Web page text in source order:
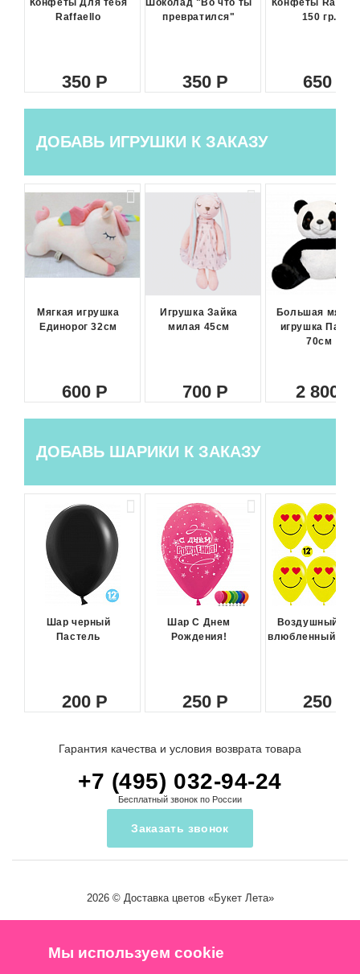
Конфеты Для тебя
Raffaello
350
Шоколад "Во что ты
превратился"
350
Конфеты
150 гр.
650
ДОБАВЬ ИГРУШКИ К ЗАКАЗУ
Мягкая игрушка
Единорог 32см
600
Игрушка Зайка
милая 45см
700
Большая
игрушка Панда
70см
2 800
ДОБАВЬ ШАРИКИ К ЗАКАЗУ
Шар черный
Пастель
200
Шар С Днем
Рождения!
250
Воздушный
влюбленный
250
Гарантия качества и условия возврата товара
+7 (495) 032-94-24
Бесплатный звонок по России
Заказать звонок
2026 © Доставка цветов«Букет Лета»
Мы используем cookie